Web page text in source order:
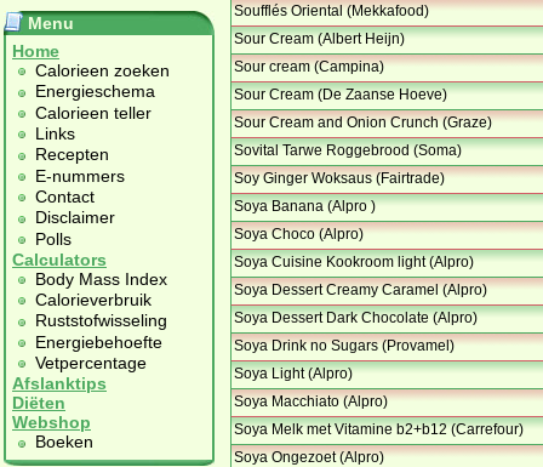
Menu
Home
Calorieen zoeken
Energieschema
Calorieen teller
Links
Recepten
E-nummers
Contact
Disclaimer
Polls
Calculators
Body Mass Index
Calorieverbruik
Ruststofwisseling
Energiebehoefte
Vetpercentage
Afslanktips
Diëten
Webshop
Boeken
Soufflés Oriental (Mekkafood)
Sour Cream (Albert Heijn)
Sour cream (Campina)
Sour Cream (De Zaanse Hoeve)
Sour Cream and Onion Crunch (Graze)
Sovital Tarwe Roggebrood (Soma)
Soy Ginger Woksaus (Fairtrade)
Soya Banana (Alpro )
Soya Choco (Alpro)
Soya Cuisine Kookroom light (Alpro)
Soya Dessert Creamy Caramel (Alpro)
Soya Dessert Dark Chocolate (Alpro)
Soya Drink no Sugars (Provamel)
Soya Light (Alpro)
Soya Macchiato (Alpro)
Soya Melk met Vitamine b2+b12 (Carrefour)
Soya Ongezoet (Alpro)